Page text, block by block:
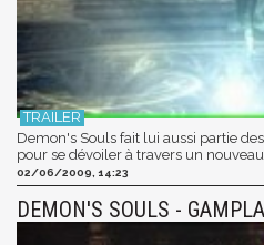
Demon's Souls fait lui aussi partie
pour se dévoiler à travers un
02/06/2009, 14:23
DEMON'S SOULS -